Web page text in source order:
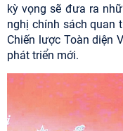
kỳ vọng sẽ đưa ra
nghị chính sách quan
Chiến lược Toàn diện
phát triển mới.